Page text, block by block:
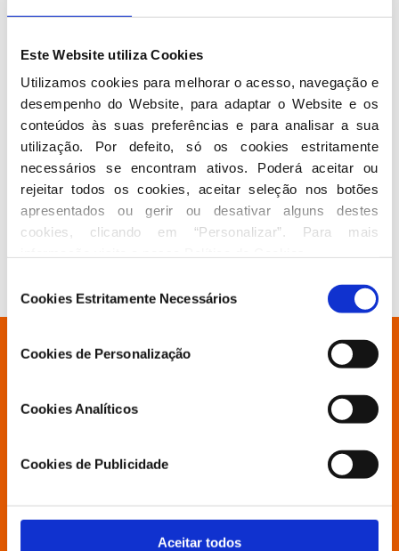
Este Website utiliza Cookies
Utilizamos cookies para melhorar o acesso, navegação e
desempenho do Website, para adaptar o Website e os
conteúdos às suas preferências e para analisar a sua
utilização. Por defeito, só os cookies estritamente
necessários se encontram ativos. Poderá aceitar ou
rejeitar todos os cookies, aceitar seleção nos botões
apresentados ou gerir ou desativar alguns destes
cookies, clicando em “Personalizar”. Para mais
deCookies Estritamente Necessários
Cookies de Personalização
Cookies Analíticos
Cookies de Publicidade
Aceitar todos
Sobre o PRR, o chefe de Governo assinalou que a Comissão
“incapacidade de cumprir todos os requisitos para o
desembolso do terceiro e quarto pagamentos”.Luís
Montenegro garante, por isso, no prazo de 60 dias,
“cumprir, precisamente, esses requisitos para poder
solicitar a disponibilização desses dois pagamentos” e,
em 90 dias, pedir o quinto desembolso,“que deveria ter
acontecido no final do mês de março”.
O PRR português ascende a 22,2 mil milhões de euros em
subvenções e empréstimos e abrange 57 reformas e 284
investimentos. Até ao momento, Portugal já recebeu 6,12
mil milhões de euros em subvenções e 1,65 mil milhões de
euros em empréstimos, com uma taxa de execução do
Comissão Europeia.
Está à procura de algo específico?
Grupo Parlamentar
Povo Livre